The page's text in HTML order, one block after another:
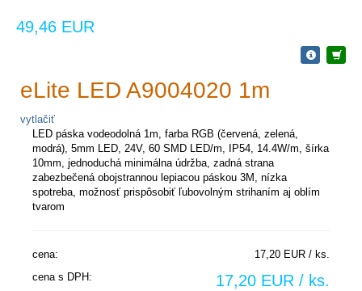
49,46 EUR
eLite LED A9004020 1m
vytlačiť
LED páska vodeodolná 1m, farba RGB (červená, zelená,
modrá), 5mm LED, 24V, 60 SMD LED/m, IP54, 14.4W/m, šírka
10mm, jednoduchá minimálna údržba, zadná strana
zabezbečená obojstrannou lepiacou páskou 3M, nízka
spotreba, možnosť prispôsobiť ľubovolným strihaním aj oblím
tvarom
cena:
17,20 EUR / ks.
cena s DPH:
17,20 EUR / ks.